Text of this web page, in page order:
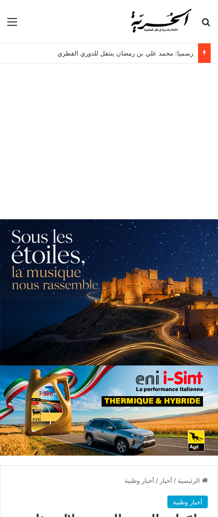
بحث عن
رسميا: محمد علي بن رمضان ينتقل للدوري القطري
الرئيسية / أخبار / أخبار وطنية
أخبار وطنية